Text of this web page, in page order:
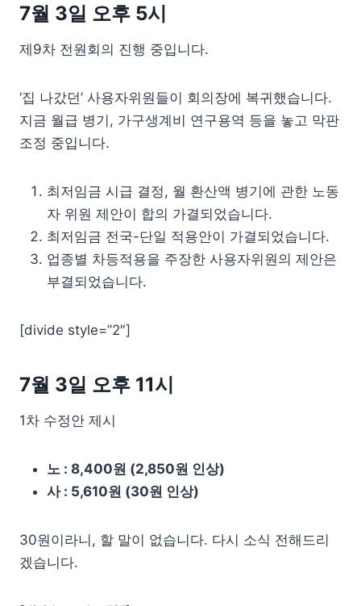
7월 3일 오후 5시
제9차 전원회의 진행 중입니다.
‘집 나갔던’ 사용자위원들이 회의장에 복귀했습니다.
지금 월급 병기, 가구생계비 연구용역 등을 놓고 막판
조정 중입니다.
최저임금 시급 결정, 월 환산액 병기에 관한 노동
자 위원 제안이 합의 가결되었습니다.
최저임금 전국-단일 적용안이 가결되었습니다.
업종별 차등적용을 주장한 사용자위원의 제안은
부결되었습니다.
[divide style=”2″]
7월 3일 오후 11시
1차 수정안 제시
노 : 8,400원 (2,850원 인상)
사 : 5,610원 (30원 인상)
30원이라니, 할 말이 없습니다. 다시 소식 전해드리
겠습니다.